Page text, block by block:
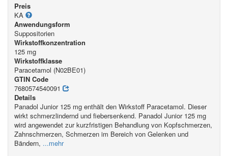
Preis
KA
Anwendungsform
Suppositorien
Wirkstoffkonzentration
125 mg
Wirkstoffklasse
Paracetamol (N02BE01)
GTIN Code
7680574540091
Details
Panadol Junior 125 mg enthält den Wirkstoff Paracetamol. Dieser
wirkt schmerzlindernd und fiebersenkend. Panadol Junior 125 mg
wird angewendet zur kurzfristigen Behandlung von Kopfschmerzen,
Zahnschmerzen, Schmerzen im Bereich von Gelenken und
Bändern, ...mehr